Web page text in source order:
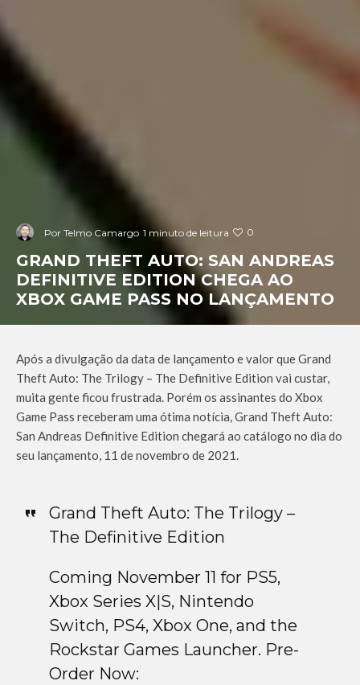
Por Telmo Camargo 1 minuto de leitura 0
GRAND THEFT AUTO: SAN ANDREAS
DEFINITIVE EDITION CHEGA AO
XBOX GAME PASS NO LANÇAMENTO
Após a divulgação da data de lançamento e valor que Grand
Theft Auto: The Trilogy – The Definitive Edition vai custar,
muita gente ficou frustrada. Porém os assinantes do Xbox
Game Pass receberam uma ótima notícia, Grand Theft Auto:
San Andreas Definitive Edition chegará ao catálogo no dia do
seu lançamento, 11 de novembro de 2021.
Grand Theft Auto: The Trilogy –
The Definitive Edition
Coming November 11 for PS5,
Xbox Series X|S, Nintendo
Switch, PS4, Xbox One, and the
Rockstar Games Launcher. Pre-
Order Now: